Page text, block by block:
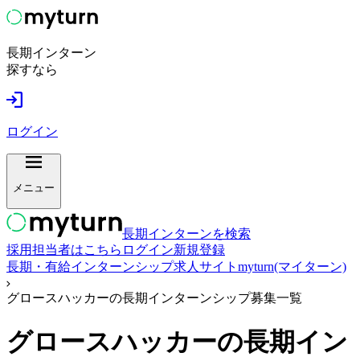
長期インターン
探すなら
ログイン
メニュー
長期インターンを検索
採用担当者はこちら ログイン新規登録
長期・有給インターンシップ求人サイトmyturn(マイターン)
グロースハッカーの長期インターンシップ募集一覧
グロースハッカーの長期イン